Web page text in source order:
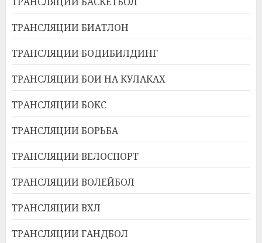
ТРАНСЛЯЦИИ БИАТЛОН
ТРАНСЛЯЦИИ БОДИБИЛДИНГ
ТРАНСЛЯЦИИ БОИ НА КУЛАКАХ
ТРАНСЛЯЦИИ БОКС
ТРАНСЛЯЦИИ БОРЬБА
ТРАНСЛЯЦИИ ВЕЛОСПОРТ
ТРАНСЛЯЦИИ ВОЛЕЙБОЛ
ТРАНСЛЯЦИИ ВХЛ
ТРАНСЛЯЦИИ ГАНДБОЛ